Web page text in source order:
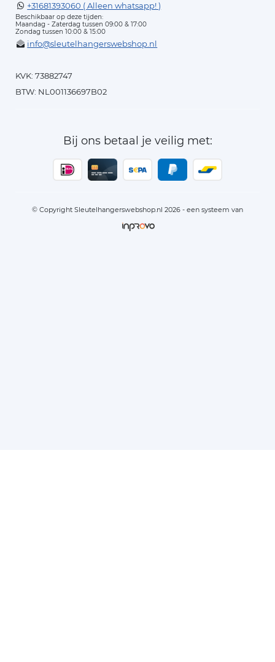
+31681393060 ( Alleen whatsapp! )
Beschikbaar op deze tijden:
Maandag - Zaterdag tussen 09:00 & 17:00
Zondag tussen 10:00 & 15:00
info@sleutelhangerswebshop.nl
KVK: 73882747
BTW: NL001136697B02
Bij ons betaal je veilig met:
© Copyright Sleutelhangerswebshop.nl 2026 - een systeem van